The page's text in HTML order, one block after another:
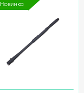
Новинка